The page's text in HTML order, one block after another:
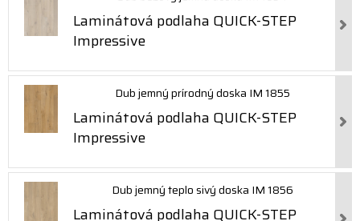
Laminátová podlaha QUICK-STEP
Impressive
Dub jemný prírodný doska IM 1855
Laminátová podlaha QUICK-STEP
Impressive
Dub jemný teplo sivý doska IM 1856
Laminátová podlaha QUICK-STEP